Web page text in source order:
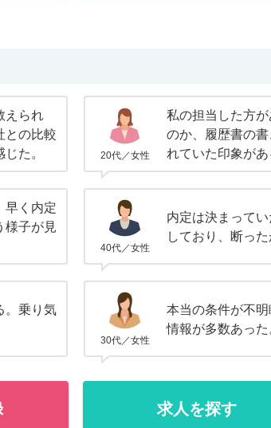
えられ
との比較
た。
20代／女性
私の担当した方
のか、履歴書の
れていた印象があ
早く内定
様子が見
40代／女性
内定は決まって
しており、断っ
。乗り気
30代／女性
本当の条件が不
情報が多数あった
求人を探す